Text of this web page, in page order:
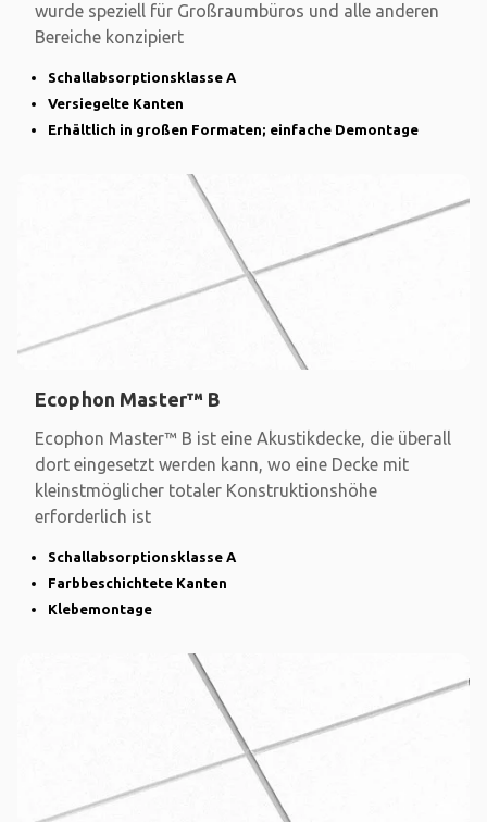
wurde speziell für Großraumbüros und alle anderen
Bereiche konzipiert
Schallabsorptionsklasse A
Versiegelte Kanten
Erhältlich in großen Formaten; einfache Demontage
Ecophon Master™ B
Ecophon Master™ B ist eine Akustikdecke, die überall
dort eingesetzt werden kann, wo eine Decke mit
kleinstmöglicher totaler Konstruktionshöhe
erforderlich ist
Schallabsorptionsklasse A
Farbbeschichtete Kanten
Klebemontage